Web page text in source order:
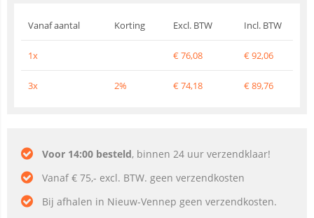
Vanaf aantal Korting Excl. BTW Incl. BTW
1x €76,08 €92,06
3x 2% €74,18 €89,76
Voor 14:00 besteld, binnen 24 uur verzendklaar!
Vanaf € 75,- excl. BTW. geen verzendkosten
Bij afhalen in Nieuw-Vennep geen verzendkosten.